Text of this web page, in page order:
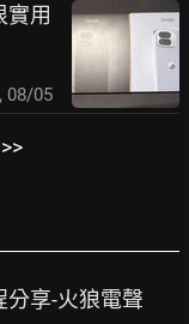
實用
, 08/05
分享-火狼電聲